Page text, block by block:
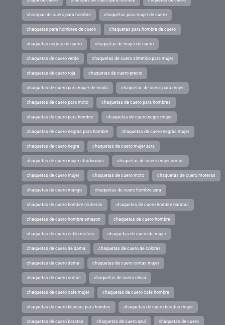
chompas de cuero para hombre chaquetas para mujer de cuero
chaquetas para hombres de cuero chaquetas para hombre de cuero
chaquetas negras de cuero chaquetas de mujer de cuero
chaquetas de cuero verde chaquetas de cuero sintetico para mujer
chaquetas de cuero roja chaquetas de cuero precio
chaquetas de cuero para mujer de moda chaquetas de cuero para mujer
chaquetas de cuero para moto chaquetas de cuero para hombres
chaquetas de cuero para hombre chaquetas de cuero negro mujer
chaquetas de cuero negras para hombre chaquetas de cuero negras mujer
chaquetas de cuero negra chaquetas de cuero mujer zara
chaquetas de cuero mujer stradivarius chaquetas de cuero mujer cortas
chaquetas de cuero mujer chaquetas de cuero moto chaquetas de cuero moteras
chaquetas de cuero mango chaquetas de cuero hombre zara
chaquetas de cuero hombre rockeras chaquetas de cuero hombre baratas
chaquetas de cuero hombre amazon chaquetas de cuero hombre
chaquetas de cuero estilo motero chaquetas de cuero de mujer
chaquetas de cuero de dama chaquetas de cuero de colores
chaquetas de cuero dama chaquetas de cuero cortas mujer
chaquetas de cuero cortas chaquetas de cuero chica
chaquetas de cuero cafe mujer chaquetas de cuero cafe hombre
chaquetas de cuero blancas para hombre chaquetas de cuero baratas mujer
chaquetas de cuero baratas chaquetas de cuero azul chaquetas de cuero